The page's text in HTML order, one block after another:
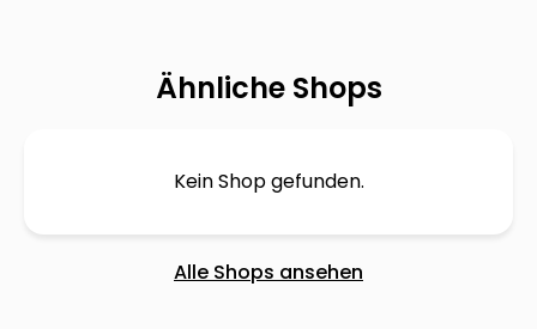
Ähnliche Shops
Kein Shop gefunden.
Alle Shops ansehen